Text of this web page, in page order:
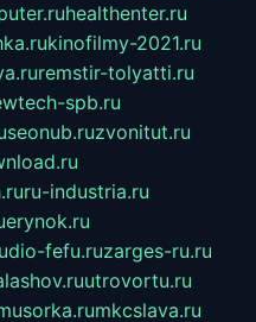
healthenter.ru
kinofilmy-2021.ru
remstir-tolyatti.ru
spb.ru
seonub.ruzvonitut.ru
ru-industria.ru
erynok.ru
fefu.ruzarges-ru.ru
utrovortu.ru
mkcslava.ru